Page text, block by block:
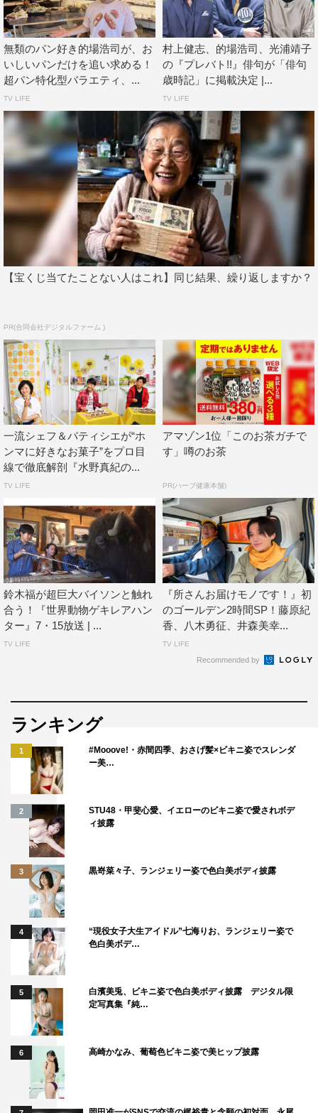
無類のパン好き的場浩司が、お
いしいパンだけを追い求める！
超パン特化型バラエティ、...
TV LIFE
村上健志、的場浩司、光浦靖子
の『プレバト!!』俳句が「俳句
歳時記」に掲載決定 |...
TV LIFE
【宝くじ当てたことない人はこれ】同じ結果、繰り返しますか？
PR(合同会社デジタルファーム )
一流シェフ＆パティシエが“ホ
ンマに好きなお菓子”をプロ目
線で徹底解剖『水野真紀の...
TV LIFE
アマゾン1位「このお茶ガチで
す」噂のお茶
PR(ハーブ健康本舗)
鈴木福が超巨大バイソンと触れ
合う！『世界動物ゲキレアハン
ター』7・15放送 | ...
TV LIFE
『所さんお届けモノです！』初
のゴールデン2時間SP！藤原紀
香、八木勇征、井森美幸...
TV LIFE
Recommended by
ランキング
1
#Mooove!・赤間四季、おさげ髪×ビキニ姿でスレンダ
ー美…
2
STU48・甲斐心愛、イエローのビキニ姿で愛されボデ
ィ披露
3 黒嵜菜々子、ランジェリー姿で色白美ボディ披露
4
“現役女子大生アイドル”七海りお、ランジェリー姿で
色白美ボデ…
5
白濱美兎、ビキニ姿で色白美ボディ披露 デジタル限
定写真集『純…
6 高崎かなみ、葡萄色ビキニ姿で美ヒップ披露